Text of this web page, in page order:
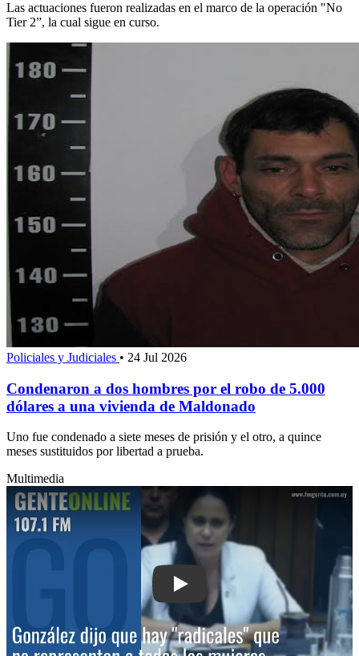
Las actuaciones fueron realizadas en el marco de la operación "No
Tier 2”, la cual sigue en curso.
Policiales y Judiciales • 24 Jul 2026
Condenaron a dos hombres por el robo de 5.000
dólares a una vivienda de Maldonado
Uno fue condenado a siete meses de prisión y el otro, a quince
meses sustituidos por libertad a prueba.
Multimedia
Play: González dijo que hay